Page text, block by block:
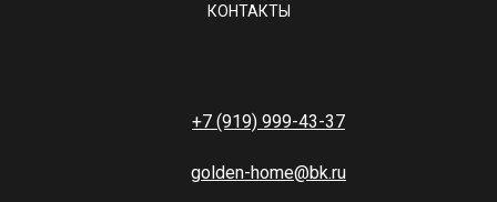
КОНТАКТЫ
+7 (919) 999-43-37
golden-home@bk.ru